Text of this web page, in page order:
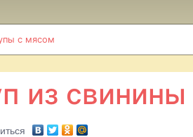
с мясом
из